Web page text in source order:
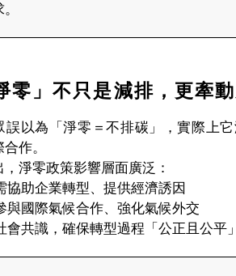
零」不只是減排，更牽
誤以為「淨零＝不排碳」，實際上
作。
淨零政策影響層面廣泛：
協助企業轉型、提供經濟誘因
與國際氣候合作、強化氣候外交
會共識，確保轉型過程「公正且公平